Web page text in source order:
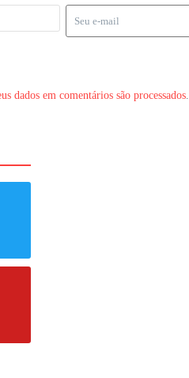
dados em comentários são processados.